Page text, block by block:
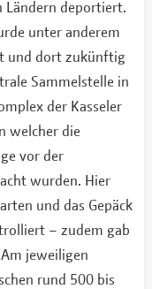
Ländern deportiert.
unter anderem
und dort zukünftig
Sammelstelle in
der Kasseler
welcher die
vor der
wurden. Hier
und das Gepäck
– zudem gab
jeweiligen
rund 500 bis